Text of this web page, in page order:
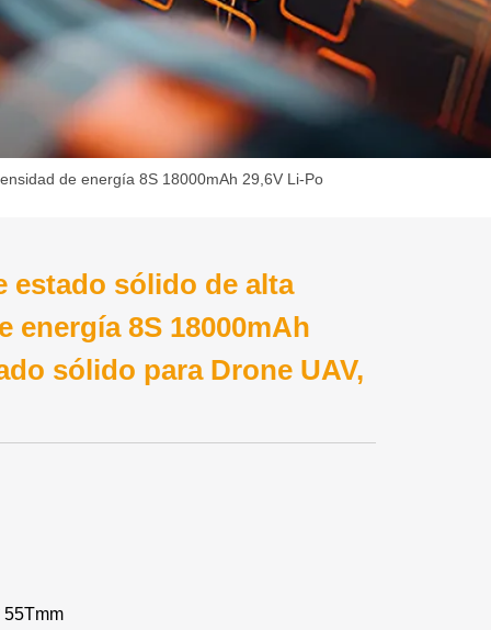
de energía 8S 18000mAh 29,6V Li-Po
estado sólido de alta
energía 8S 18000mAh
sólido para Drone UAV,
55Tmm